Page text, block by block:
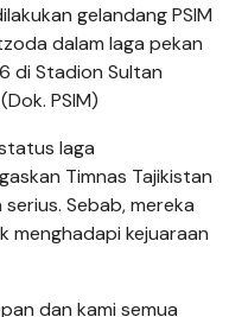
gelandang PSIM
dalam laga pekan
di Stadion Sultan
PSIM)
laga
Timnas Tajikistan
Sebab, mereka
menghadapi kejuaraan
dan kami semua